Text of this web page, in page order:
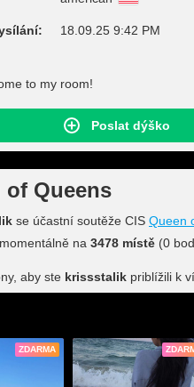
18.09.25 9:42 PM
to my room!
Poslat dýško
of Queens
se účastní soutěže CIS Queen
na 3478 místě (0
aby ste krissstalik priblížili k
ZDARMA